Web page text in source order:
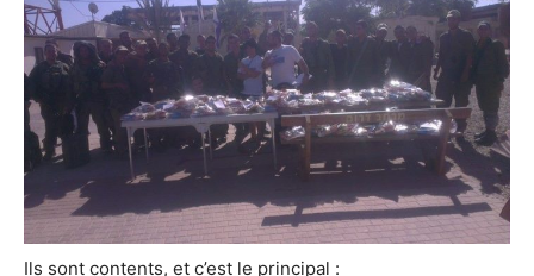
Ils sont contents, et c’est le principal :